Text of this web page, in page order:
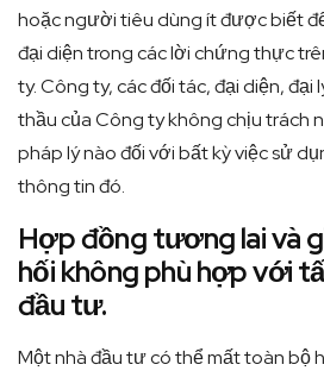
hoặc người tiêu dùng ít được biết
đại diện trong các lời chứng thực
ty. Công ty, các đối tác, đại diện, đại
thầu của Công ty không chịu trách
pháp lý nào đối với bất kỳ việc sử
thông tin đó.
Hợp đồng tương lai và
hối không phù hợp với
đầu tư.
Một nhà đầu tư có thể mất toàn bộ